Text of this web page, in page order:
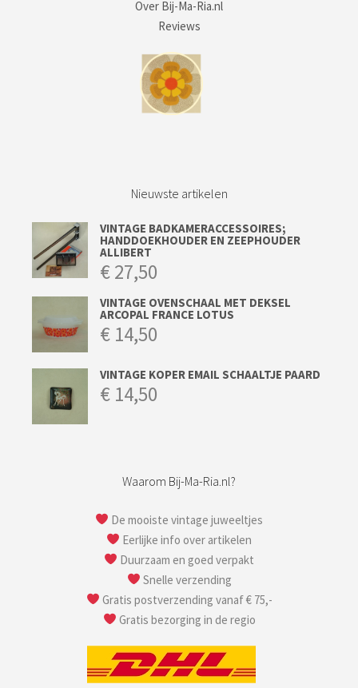
Over Bij-Ma-Ria.nl
Reviews
Nieuwste artikelen
VINTAGE BADKAMERACCESSOIRES;
HANDDOEKHOUDER EN ZEEPHOUDER
ALLIBERT
€27,50
VINTAGE OVENSCHAAL MET DEKSEL
ARCOPAL FRANCE LOTUS
€ 14,50
VINTAGE KOPER EMAIL SCHAALTJE PAARD
€ 14,50
Waarom Bij-Ma-Ria.nl?
De mooiste vintage juweeltjes
Eerlijke info over artikelen
Duurzaam en goed verpakt
Snelle verzending
Gratis postverzending vanaf € 75,-
Gratis bezorging in de regio